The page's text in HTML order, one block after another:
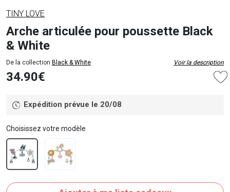
TINY LOVE
Arche articulée pour poussette Black
& White
De la collection Black & White Voir la description
34.90€
Expédition prévue le 20/08
Choisissez votre modèle